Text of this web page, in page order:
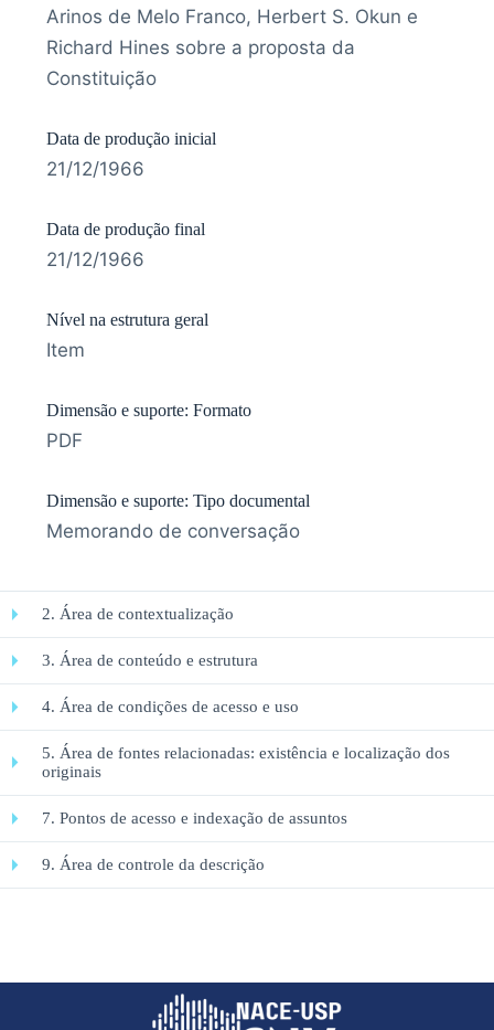
Arinos de Melo Franco, Herbert S. Okun e
Richard Hines sobre a proposta da
Constituição
Data de produção inicial
21/12/1966
Data de produção final
21/12/1966
Nível na estrutura geral
Item
Dimensão e suporte: Formato
PDF
Dimensão e suporte: Tipo documental
Memorando de conversação
2. Área de contextualização
3. Área de conteúdo e estrutura
4. Área de condições de acesso e uso
5. Área de fontes relacionadas: existência e localização dos
originais
7. Pontos de acesso e indexação de assuntos
9. Área de controle da descrição